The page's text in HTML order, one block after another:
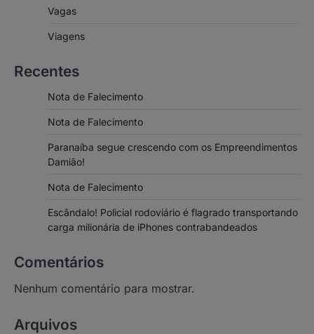
Vagas
Viagens
Recentes
Nota de Falecimento
Nota de Falecimento
Paranaíba segue crescendo com os Empreendimentos
Damião!
Nota de Falecimento
Escândalo! Policial rodoviário é flagrado transportando
carga milionária de iPhones contrabandeados
Comentários
Nenhum comentário para mostrar.
Arquivos